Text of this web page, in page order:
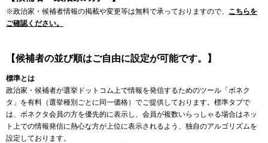
※政治家・候補者情報の掲載や変更等は無料で承っておりますので、 こちらを
ご確認ください。
【候補者の並び順はご自由に設定が可能です。】
標準とは
政治家・候補者が選挙ドットコム上で情報を発信するためのツール「ボネク
タ」を有料（選挙種別ごとに同一価格）でご提供しております。標準タブで
は、ボネクタ会員の方を優先的に表示し、会員が複数いらっしゃる場合はネッ
ト上での情報発信に熱心な方が上位に表示されるよう、独自のアルゴリズムを
設定しております。